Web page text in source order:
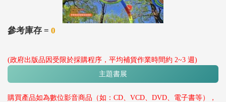
參考庫存 = 0
(政府出版品因受限於採購程序，平均補貨作業時間約 2~3 週)
主題書展
購買產品如為數位影音商品（如：CD、VCD、DVD、電子書等），